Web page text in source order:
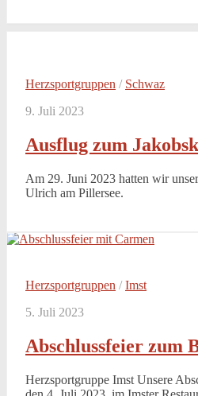
Herzsportgruppen / Schwaz
9. Juli 2023
Ausflug zum
Am 29. Juni 2023 hatten wir
Ulrich am Pillersee.
Herzsportgruppen /Imst
5. Juli 2023
Abschlussfeier zum
Herzsportgruppe Imst Unsere